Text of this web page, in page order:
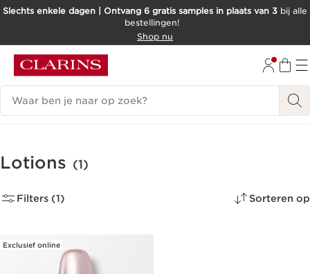
DOORGAAN NAAR INHOUD
Slechts enkele dagen | Ontvang 6 gratis samples in plaats van 3 bij alle
bestellingen!
Shop nu
Zoekgeschiedenis
Lotions (1)
Filters (1) Sorteren op
Exclusief online